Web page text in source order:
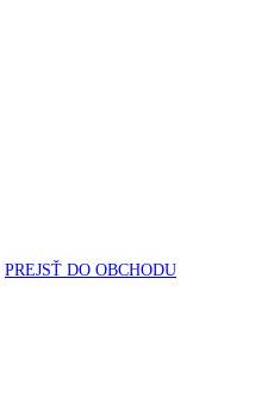
PREJSŤ DO OBCHODU